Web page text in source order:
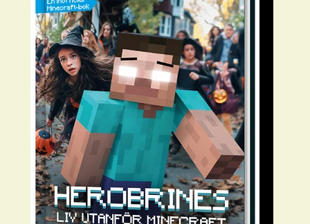
Vinnare
FAQ
För bibliotek